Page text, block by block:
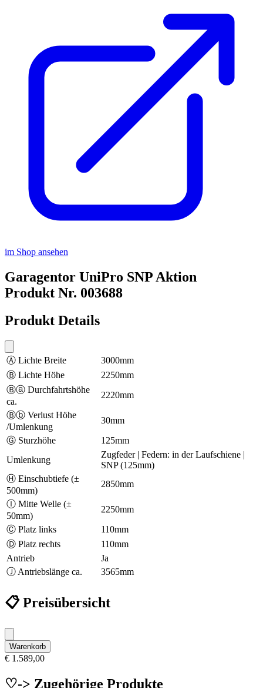
im Shop ansehen
Garagentor UniPro SNP Aktion
Produkt Nr. 003688
Produkt Details
Ⓐ Lichte Breite
3000mm
Ⓑ Lichte Höhe
2250mm
Ⓑⓐ Durchfahrtshöhe
ca.
2220mm
Ⓑⓑ Verlust Höhe
/Umlenkung
30mm
Ⓖ Sturzhöhe
125mm
Umlenkung
Zugfeder | Federn: in der Laufschiene |
SNP (125mm)
Ⓗ Einschubtiefe (±
500mm)
2850mm
Ⓘ Mitte Welle (±
50mm)
2250mm
Ⓒ Platz links
110mm
Ⓓ Platz rechts
110mm
Antrieb
Ja
Ⓙ Antriebslänge ca.
3565mm
📋 Preisübersicht
Warenkorb
€ 1.589,00
♡-> Zugehörige Produkte